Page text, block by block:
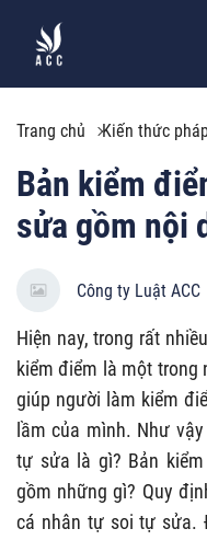
Trang chủ Kiến thức
Bản kiểm
sửa gồm nội
Công ty Luật ACC
Hiện nay, trong rất
kiểm điểm là một
giúp người làm kiểm
lầm của mình. Như
tự sửa là gì? Bản
gồm những gì? Quy
cá nhân tự soi tự sửa.